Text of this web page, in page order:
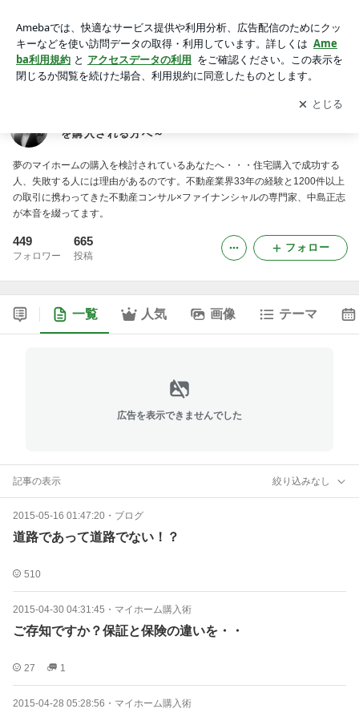
れる方へ～アプリをダウンロードして ブログの更新通知
を受け取りまし
ょう。
開く
を購入される方へ～
夢のマイホームの購入を検討されているあなたへ・・・住宅購入で成功する
人、失敗する人には理由があるのです。不動産業界33年の経験と1200件以上
の取引に携わってきた不動産コンサル×ファイナンシャルの専門家、中島正志
が本音を綴ってます。
449
フォロワー
665
投稿
フォロー
一覧 人気 画像 テーマ
広告を表示できませんでした
記事の表示 絞り込みなし
2015-05-16 01:47:20 ・ ブログ
道路であって道路でない！？
510
2015-04-30 04:31:45 ・ マイホーム購入術
ご存知ですか？保証と保険の違いを・・
27 1
2015-04-28 05:28:56 ・ マイホーム購入術